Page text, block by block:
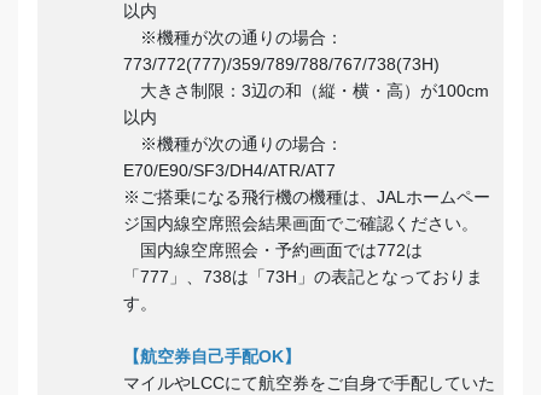
以内
※機種が次の通りの場合：
773/772(777)/359/789/788/767/738(73H)
大きさ制限：3辺の和（縦・横・高）が100cm
以内
※機種が次の通りの場合：
E70/E90/SF3/DH4/ATR/AT7
※ご搭乗になる飛行機の機種は、JALホームペー
ジ国内線空席照会結果画面でご確認ください。
国内線空席照会・予約画面では772は
「777」、738は「73H」の表記となっておりま
す。
【航空券自己手配OK】
マイルやLCCにて航空券をご自身で手配していた